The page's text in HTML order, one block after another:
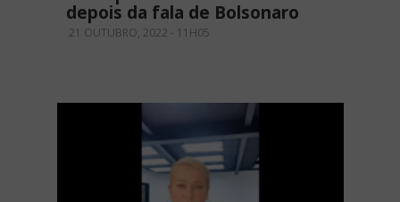
depois da fala de Bolsonaro
21 OUTUBRO, 2022 - 11H05